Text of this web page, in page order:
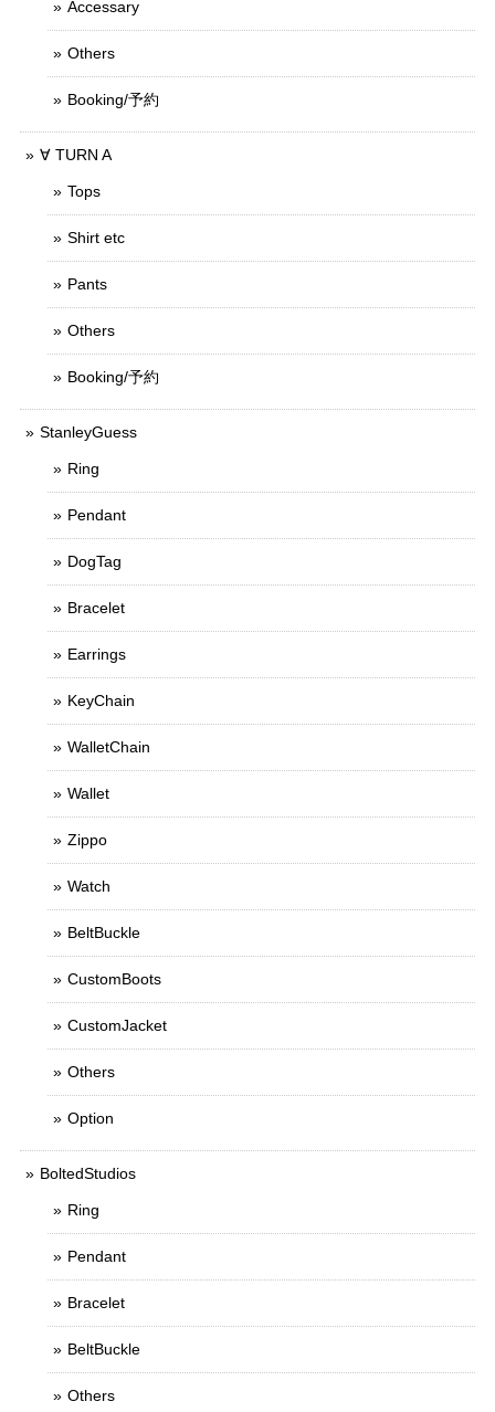
Accessary
Others
Booking/予約
∀ TURN A
Tops
Shirt etc
Pants
Others
Booking/予約
StanleyGuess
Ring
Pendant
DogTag
Bracelet
Earrings
KeyChain
WalletChain
Wallet
Zippo
Watch
BeltBuckle
CustomBoots
CustomJacket
Others
Option
BoltedStudios
Ring
Pendant
Bracelet
BeltBuckle
Others